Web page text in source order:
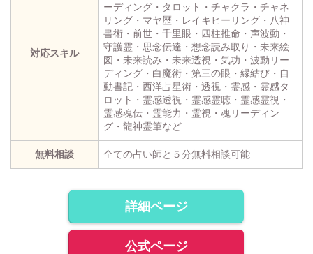
対応スキル
ーディング・タロット・チャクラ・チャネ
リング・マヤ歴・レイキヒーリング・八神
書術・前世・千里眼・四柱推命・声波動・
守護霊・思念伝達・想念読み取り・未来絵
図・未来読み・未来透視・気功・波動リー
ディング・白魔術・第三の眼・縁結び・自
動書記・西洋占星術・透視・霊感・霊感タ
ロット・霊感透視・霊感霊聴・霊感霊視・
霊感魂伝・霊能力・霊視・魂リーディン
グ・龍神霊筆など
無料相談 全ての占い師と５分無料相談可能
詳細ページ
公式ページ